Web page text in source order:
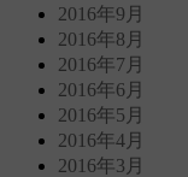
2016年9月
2016年8月
2016年7月
2016年6月
2016年5月
2016年4月
2016年3月